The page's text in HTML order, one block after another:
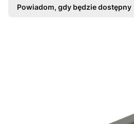
Powiadom, gdy będzie dostępny